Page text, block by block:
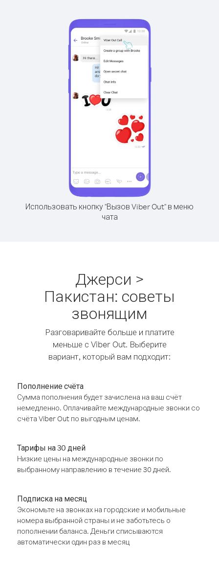
Использовать кнопку "Вызов Viber Out" в меню
чата
Джерси >
Пакистан: советы
звонящим
Разговаривайте больше и платите
меньше с Viber Out. Выберите
вариант, который вам подходит:
Пополнение счёта
Сумма пополнения будет зачислена на ваш счёт
немедленно. Оплачивайте международные звонки со
счёта Viber Out по выгодным ценам.
Тарифы на 30 дней
Низкие цены на международные звонки по
выбранному направлению в течение 30 дней.
Подписка на месяц
Экономьте на звонках на городские и мобильные
номера выбранной страны и не заботьтесь о
пополнении баланса. Деньги списываются
автоматически один раз в месяц